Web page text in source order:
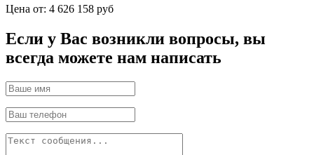
Цена от: 4 626 158 руб
Если у Вас возникли вопросы, вы
всегда можете нам написать